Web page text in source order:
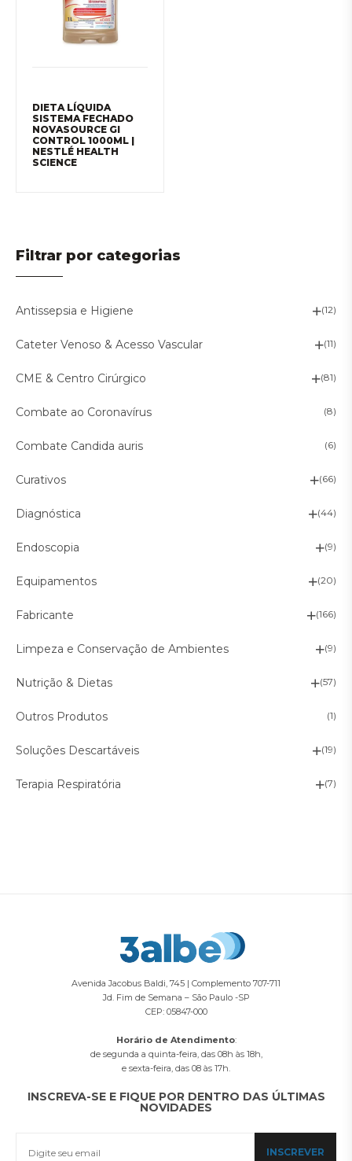
Filtrar por categorias
Antissepsia e Higiene (12)
Cateter Venoso & Acesso Vascular (11)
CME & Centro Cirúrgico (81)
Combate ao Coronavírus (8)
Combate Candida auris (6)
Curativos (66)
Diagnóstica (44)
Endoscopia (9)
Equipamentos (20)
Fabricante (166)
Limpeza e Conservação de Ambientes (9)
Nutrição & Dietas (57)
Outros Produtos (1)
Soluções Descartáveis (19)
Terapia Respiratória (7)
DIETA LÍQUIDA
SISTEMA FECHADO
NOVASOURCE GI
CONTROL 1000ML |
NESTLÉ HEALTH
SCIENCE
Avenida Jacobus Baldi, 745 | Complemento 707-711
Jd. Fim de Semana – São Paulo -SP
CEP: 05847-000
Horário de Atendimento:
de segunda a quinta-feira, das 08h às 18h,
e sexta-feira, das 08 às 17h.
INSCREVA-SE E FIQUE POR DENTRO DAS ÚLTIMAS
NOVIDADES
INSCREVER